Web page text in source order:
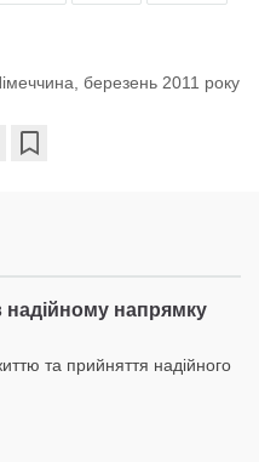
березень 2011 року
надійному напрямку
та прийняття надійного